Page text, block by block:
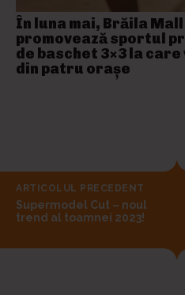
În luna mai, Brăila
promovează sportul
de baschet 3×3 la
din patru orașe
ARTICOLUL PRECEDENT
Supermodel Cut – noul
trend al toamnei 2023!